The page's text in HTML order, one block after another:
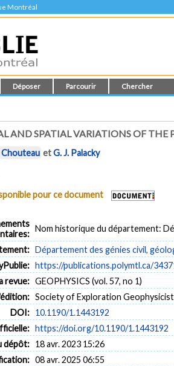
Montréal
Déposer Parcourir Chercher
AND SPATIAL VARIATIONS OF THE
Chouteau etG. J. Palacky
pour ce document
Nom historique du département:
Département des génies civil,
https://publications.polymtl.ca/
revue: GEOPHYSICS (vol. 57, no 1)
Society of Exploration
DOI: 10.1190/1.1443192
https://doi.org/10.1190/1.1443192
dépôt: 18 avr. 2023 15:26
08 avr. 2025 06:55